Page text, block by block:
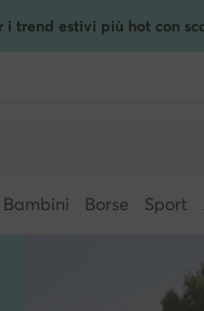
i trend estivi più hot con
Bambini Borse Sport